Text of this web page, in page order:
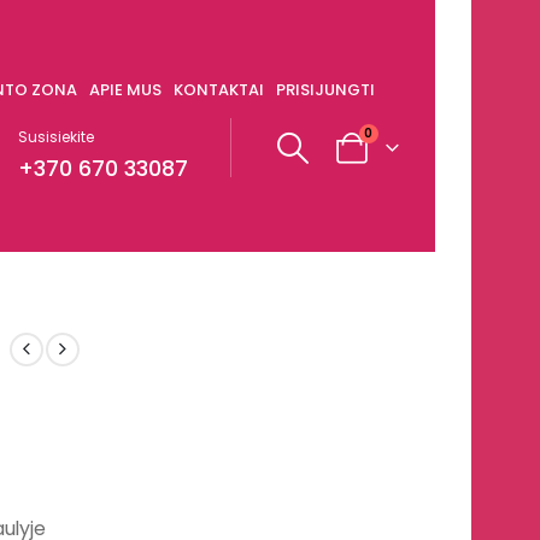
ZONA APIE MUS KONTAKTAI PRISIJUNGTI
Susisiekite
+370 670 33087
0